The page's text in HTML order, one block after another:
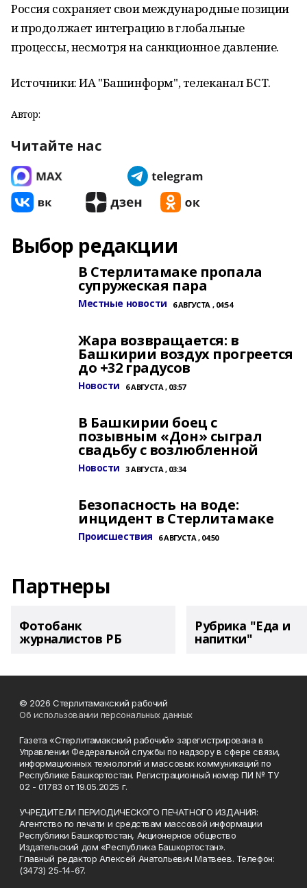
Россия сохраняет свои международные позиции
и продолжает интеграцию в глобальные
процессы, несмотря на санкционное давление.
Источники: ИА "Башинформ", телеканал БСТ.
Автор:
Читайте нас
Выбор редакции
В Стерлитамаке пропала
супружеская пара
Местные новости 6 АВГУСТА , 04:54
Жара возвращается: в
Башкирии воздух прогреется
до +32 градусов
Новости 6 АВГУСТА , 03:57
В Башкирии боец с
позывным «Дон» сыграл
свадьбу с возлюбленной
Новости 3 АВГУСТА , 03:34
Безопасность на воде:
инцидент в Стерлитамаке
Происшествия 6 АВГУСТА , 04:50
Партнеры
Фотобанк
журналистов РБ
Рубрика "Еда и
напитки"
© 2026 Стерлитамакский рабочий
Об использовании персональных данных
Газета «Стерлитамакский рабочий» зарегистрирована в
Управлении Федеральной службы по надзору в сфере связи,
информационных технологий и массовых коммуникаций по
Республике Башкортостан. Регистрационный номер ПИ № ТУ
02 - 01783 от 19.05.2025 г.
УЧРЕДИТЕЛИ ПЕРИОДИЧЕСКОГО ПЕЧАТНОГО ИЗДАНИЯ:
Агентство по печати и средствам массовой информации
Республики Башкортостан, Акционерное общество
Издательский дом «Республика Башкортостан».
Главный редактор Алексей Анатольевич Матвеев. Телефон:
(3473) 25-14-67.